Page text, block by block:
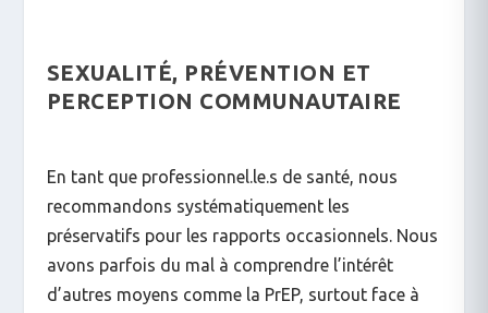
SEXUALITÉ, PRÉVENTION ET
PERCEPTION COMMUNAUTAIRE
En tant que professionnel.le.s de santé, nous
recommandons systématiquement les
préservatifs pour les rapports occasionnels. Nous
avons parfois du mal à comprendre l’intérêt
d’autres moyens comme la PrEP, surtout face à